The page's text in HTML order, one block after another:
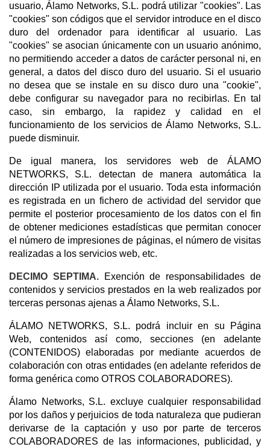
usuario, Álamo Networks, S.L. podrá utilizar "cookies". Las
"cookies" son códigos que el servidor introduce en el disco
duro del ordenador para identificar al usuario. Las
"cookies" se asocian únicamente con un usuario anónimo,
no permitiendo acceder a datos de carácter personal ni, en
general, a datos del disco duro del usuario. Si el usuario
no desea que se instale en su disco duro una "cookie",
debe configurar su navegador para no recibirlas. En tal
caso, sin embargo, la rapidez y calidad en el
funcionamiento de los servicios de Álamo Networks, S.L.
puede disminuir.
De igual manera, los servidores web de ÁLAMO
NETWORKS, S.L. detectan de manera automática la
dirección IP utilizada por el usuario. Toda esta información
es registrada en un fichero de actividad del servidor que
permite el posterior procesamiento de los datos con el fin
de obtener mediciones estadísticas que permitan conocer
el número de impresiones de páginas, el número de visitas
realizadas a los servicios web, etc.
DECIMO SEPTIMA.
Exención de responsabilidades de
contenidos y servicios prestados en la web realizados por
terceras personas ajenas a Álamo Networks, S.L.
ÁLAMO NETWORKS, S.L. podrá incluir en su Página
Web, contenidos así como, secciones (en adelante
(CONTENIDOS) elaboradas por mediante acuerdos de
colaboración con otras entidades (en adelante referidos de
forma genérica como OTROS COLABORADORES).
Álamo Networks, S.L. excluye cualquier responsabilidad
por los daños y perjuicios de toda naturaleza que pudieran
derivarse de la captación y uso por parte de terceros
COLABORADORES de las informaciones, publicidad, y